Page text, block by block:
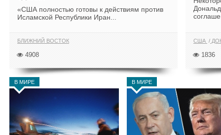
«США полностью готовы к действиям против
Исламской Республики Иран...
БЛИЖНИЙ ВОСТОК
4908
США
1836
В МИРЕ В МИРЕ